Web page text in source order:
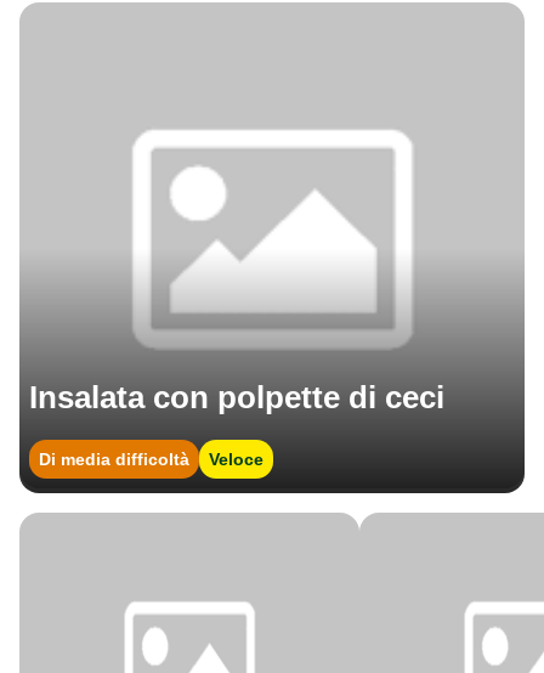
Insalata con polpette di ceci
Di media difficoltà Veloce